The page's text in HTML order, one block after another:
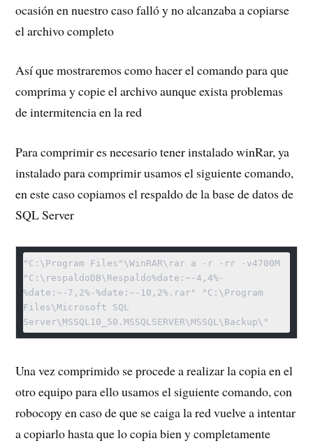
ocasión en nuestro caso falló y no alcanzaba a copiarse
el archivo completo
Así que mostraremos como hacer el comando para que
comprima y copie el archivo aunque exista problemas
de intermitencia en la red
Para comprimir es necesario tener instalado winRar, ya
instalado para comprimir usamos el siguiente comando,
en este caso copiamos el respaldo de la base de datos de
SQL Server
"C:\Program Files"\WinRAR\rar a -r -rr -v4700M
"C:\respaldoDB\Respaldo%date:~-4,4%-
%date:~-7,2%-%date:~-10,2%.rar" "C:\Program
Files\Microsoft SQL
Una vez comprimido se procede a realizar la copia en el
otro equipo para ello usamos el siguiente comando, con
robocopy en caso de que se caiga la red vuelve a intentar
a copiarlo hasta que lo copia bien y completamente